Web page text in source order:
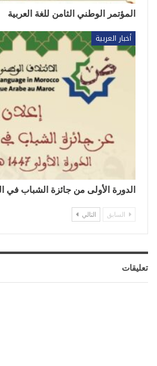
المؤتمر الوطني الثامن للغة العربية
أخبار العربية
الدورة الأولى من جائزة الشباب في
السابق التالي
تعليقات